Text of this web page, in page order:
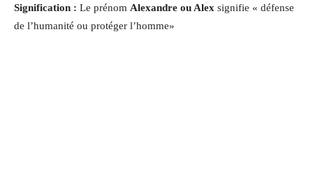
Signification : Le prénom Alexandre ou Alex signifie « défense
de l’humanité ou protéger l’homme»